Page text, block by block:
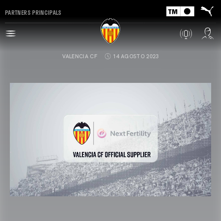
PARTNERS PRINCIPALS
VALENCIA CF 14 AGOSTO 2023